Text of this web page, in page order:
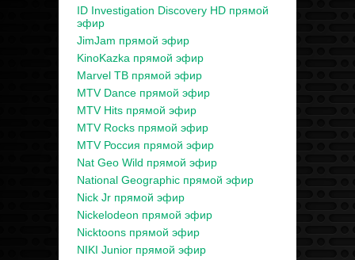
ID Investigation Discovery HD прямой
эфир
JimJam прямой эфир
KinoKazka прямой эфир
Marvel ТВ прямой эфир
MTV Dance прямой эфир
MTV Hits прямой эфир
MTV Rocks прямой эфир
MTV Россия прямой эфир
Nat Geo Wild прямой эфир
National Geographic прямой эфир
Nick Jr прямой эфир
Nickelodeon прямой эфир
Nicktoons прямой эфир
NIKI Junior прямой эфир